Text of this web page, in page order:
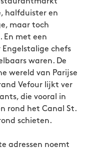
halfduister en
maar toch
En met een
chefs
waren. De
wereld van Parijse
Vefour lijkt ver
die vooral in
rond het Canal St.
schieten.
adressen noemt